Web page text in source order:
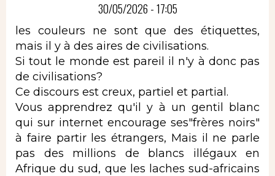
30/05/2026 - 17:05
les couleurs ne sont que des étiquettes,
mais il y à des aires de civilisations.
Si tout le monde est pareil il n'y à donc pas
de civilisations?
Ce discours est creux, partiel et partial.
Vous apprendrez qu'il y à un gentil blanc
qui sur internet encourage ses"frères noirs"
à faire partir les étrangers, Mais il ne parle
pas des millions de blancs illégaux en
Afrique du sud, que les laches sud-africains